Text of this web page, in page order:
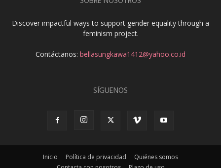
Discover impactful ways to support gender equality through a
feminism project.
Contáctanos: bellasungkawa1412@yahoo.co.id
SÍGUENOS
Inicio Política de privacidad
Quiénes somos